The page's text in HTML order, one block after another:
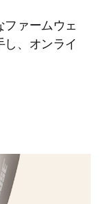
ファームウェ
、オンライ